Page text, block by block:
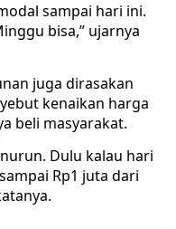
sampai hari ini.
bisa,” ujarnya
juga dirasakan
kenaikan harga
beli masyarakat.
Dulu kalau hari
Rp1 juta dari